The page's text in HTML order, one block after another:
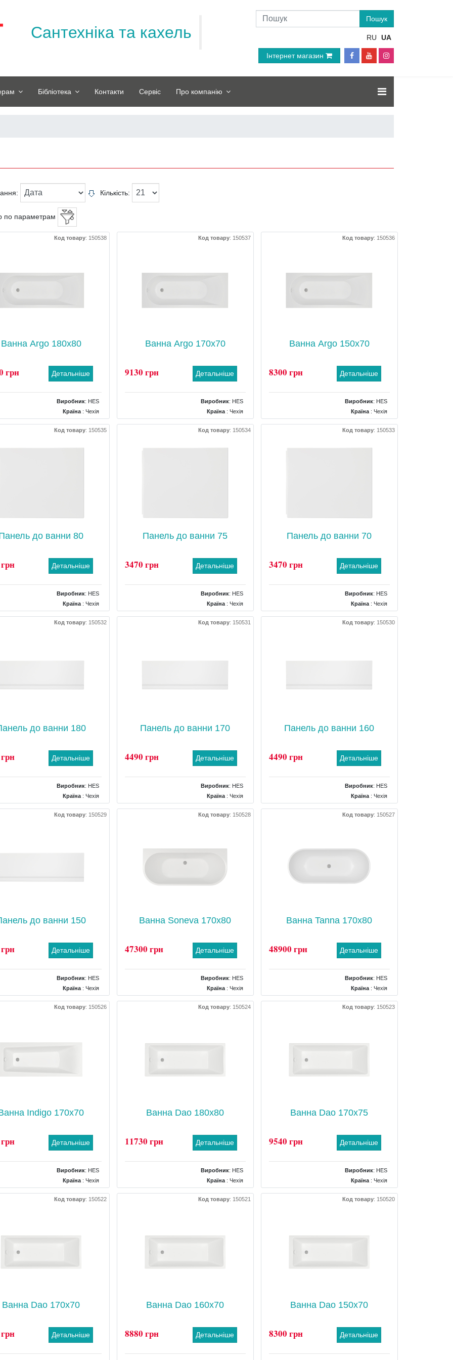
Сантехніка та кахель RU UA
Інтернет магазин
Бібліотека Контакти Сервіс Про компанію
Кількість:
по параметрам
Код товару: 150538
Ванна Argo 180x80
грн Детальніше
Виробник: HES
Країна: Чехія
Форма: прямокутна
Код товару: 150537
Ванна Argo 170x70
9130 грн Детальніше
Виробник: HES
Країна: Чехія
Форма: прямокутна
Код товару: 150536
Ванна Argo 150x70
8300 грн Детальніше
Виробник: HES
Країна: Чехія
Форма: прямокутна
Код товару: 150535
до ванни 80
Детальніше
Виробник: HES
Країна: Чехія
: Бічна прямокутна
Код товару: 150534
Панель до ванни 75
3470 грн Детальніше
Виробник: HES
Країна: Чехія
: Бічна прямокутна
Код товару: 150533
Панель до ванни 70
3470 грн Детальніше
Виробник: HES
Країна: Чехія
: Бічна прямокутна
Код товару: 150532
до ванни 180
Детальніше
Виробник: HES
Країна: Чехія
: Фронтальна прямокутна
Код товару: 150531
Панель до ванни 170
4490 грн Детальніше
Виробник: HES
Країна: Чехія
: Фронтальна прямокутна
Код товару: 150530
Панель до ванни 160
4490 грн Детальніше
Виробник: HES
Країна: Чехія
: Фронтальна прямокутна
Код товару: 150529
до ванни 150
Детальніше
Виробник: HES
Країна: Чехія
панелі
: Фронтальна прямокутна
Код товару: 150528
Ванна Soneva 170x80
47300 грн Детальніше
Виробник: HES
Країна: Чехія
Форма: овальна
Код товару: 150527
Ванна Tanna 170x80
48900 грн Детальніше
Виробник: HES
Країна: Чехія
Форма: овальна
Код товару: 150526
Indigo 170x70
Детальніше
Виробник: HES
Країна: Чехія
Форма: прямокутна
Код товару: 150524
Ванна Dao 180x80
11730 грн Детальніше
Виробник: HES
Країна: Чехія
Форма: прямокутна
Код товару: 150523
Ванна Dao 170x75
9540 грн Детальніше
Виробник: HES
Країна: Чехія
Форма: прямокутна
Код товару: 150522
Ванна Dao 170x70
Детальніше
Код товару: 150521
Ванна Dao 160x70
8880 грн Детальніше
Код товару: 150520
Ванна Dao 150x70
8300 грн Детальніше